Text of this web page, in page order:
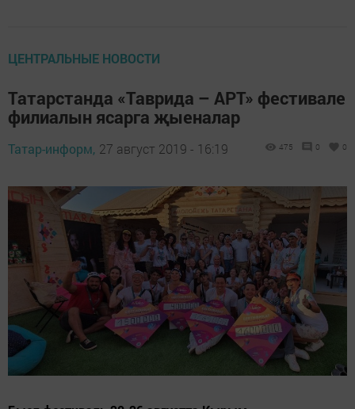
ЦЕНТРАЛЬНЫЕ НОВОСТИ
Татарстанда «Таврида – АРТ» фестивале
филиалын ясарга җыеналар
Татар-информ, 27 август 2019 - 16:19 475 0 0